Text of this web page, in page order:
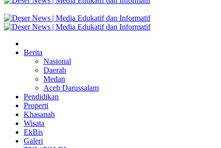
Berita
Nasional
Daerah
Medan
Aceh Darussalam
Pendidikan
Properti
Khasanah
Wisata
EkBis
Galeri